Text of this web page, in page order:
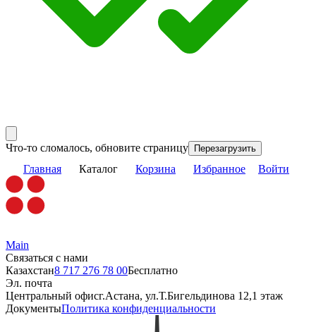
Что-то сломалось, обновите страницу Перезагрузить
Главная Каталог Корзина Избранное Войти
Main
Связаться с нами
Казахстан8 717 276 78 00Бесплатно
Эл. почта
Центральный офисг.Астана, ул.Т.Бигельдинова 12,1 этаж
ДокументыПолитика конфиденциальности